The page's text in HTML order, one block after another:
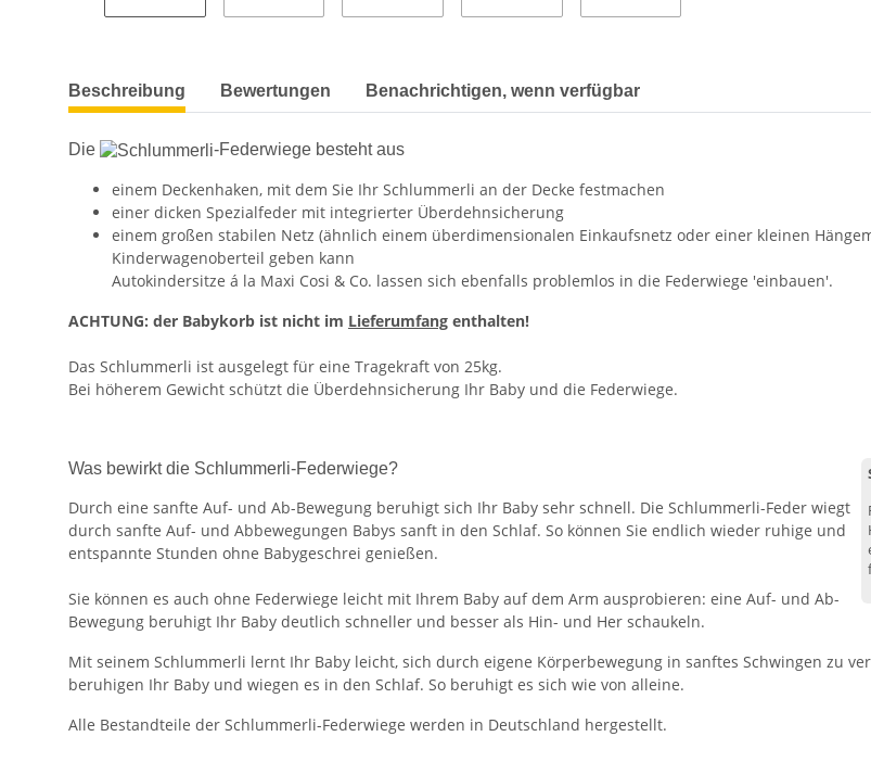
Beschreibung Bewertungen Benachrichtigen, wenn verfügbar
Die -Federwiege besteht aus
einem Deckenhaken, mit dem Sie Ihr Schlummerli an der Decke festmachen
einer dicken Spezialfeder mit integrierter Überdehnsicherung
einem großen stabilen Netz (ähnlich einem überdimensionalen Einkaufsnetz oder einer kleinen
Kinderwagenoberteil geben kann
Autokindersitze á la Maxi Cosi & Co. lassen sich ebenfalls problemlos in die Federwiege 'einbauen'.
ACHTUNG: der Babykorb ist nicht im Lieferumfang enthalten!
Das Schlummerli ist ausgelegt für eine Tragekraft von 25kg.
Bei höherem Gewicht schützt die Überdehnsicherung Ihr Baby und die Federwiege.
Was bewirkt die Schlummerli-Federwiege?
Durch eine sanfte Auf- und Ab-Bewegung beruhigt sich Ihr Baby sehr schnell. Die Schlummerli-Feder wiegt
durch sanfte Auf- und Abbewegungen Babys sanft in den Schlaf. So können Sie endlich wieder ruhige und
entspannte Stunden ohne Babygeschrei genießen.
Sie können es auch ohne Federwiege leicht mit Ihrem Baby auf dem Arm ausprobieren: eine Auf- und Ab-
Bewegung beruhigt Ihr Baby deutlich schneller und besser als Hin- und Her schaukeln.
Mit seinem Schlummerli lernt Ihr Baby leicht, sich durch eigene Körperbewegung in sanftes Schwingen zu
beruhigen Ihr Baby und wiegen es in den Schlaf. So beruhigt es sich wie von alleine.
Alle Bestandteile der Schlummerli-Federwiege werden in Deutschland hergestellt.